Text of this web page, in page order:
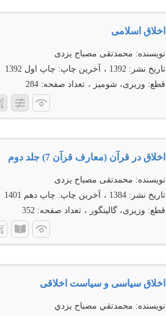
اخلاق اسلامی
نویسنده: محمدتقی مصباح یزدی
تاریخ نشر:1392 آخرین چاپ: چاپ اول 1392
قطع: وزیری، شومیز تعداد صفحه:284
اخلاق در قرآن (معارف قرآن 7) جلد دوم
نویسنده: محمدتقی مصباح یزدی
تاریخ نشر:1384 آخرین چاپ: چاپ دهم 1401
قطع: وزیری، گالینگور تعداد صفحه:352
اخلاق سياسی و سياست اخلاقی
نویسنده: محمدتقي مصباح يزدي